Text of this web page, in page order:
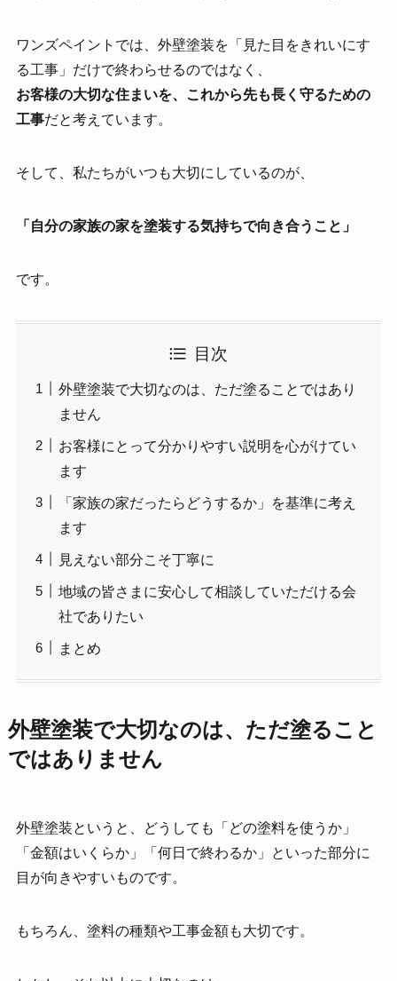
ワンズペイントでは、外壁塗装を「見た目をきれいにす
る工事」だけで終わらせるのではなく、
お客様の大切な住まいを、これから先も長く守るための
工事だと考えています。
そして、私たちがいつも大切にしているのが、
「自分の家族の家を塗装する気持ちで向き合うこと」
です。
目次
外壁塗装で大切なのは、ただ塗ることではあり
ません
お客様にとって分かりやすい説明を心がけてい
ます
「家族の家だったらどうするか」を基準に考え
ます
見えない部分こそ丁寧に
地域の皆さまに安心して相談していただける会
社でありたい
まとめ
外壁塗装で大切なのは、ただ塗ること
ではありません
外壁塗装というと、どうしても「どの塗料を使うか」
「金額はいくらか」「何日で終わるか」といった部分に
目が向きやすいものです。
もちろん、塗料の種類や工事金額も大切です。